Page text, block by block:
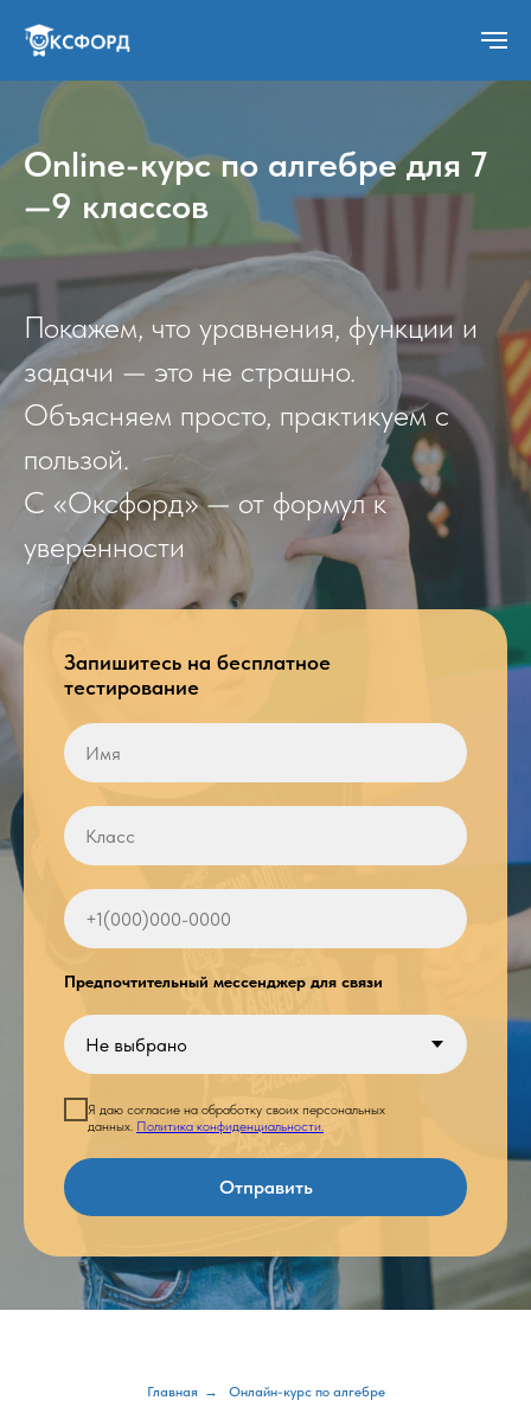
Online-курс по алгебре для 7
—9 классов
Покажем, что уравнения, функции и
задачи — это не страшно.
Объясняем просто, практикуем с
пользой.
С «Оксфорд» — от формул к
уверенности
Запишитесь на бесплатное
тестирование
Предпочтительный мессенджер для связи
Я даю согласие на обработку своих персональных
данных. Политика конфиденциальности.
Отправить
Главная → Онлайн-курс по алгебре